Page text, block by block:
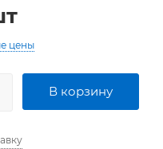
цены
В корзину